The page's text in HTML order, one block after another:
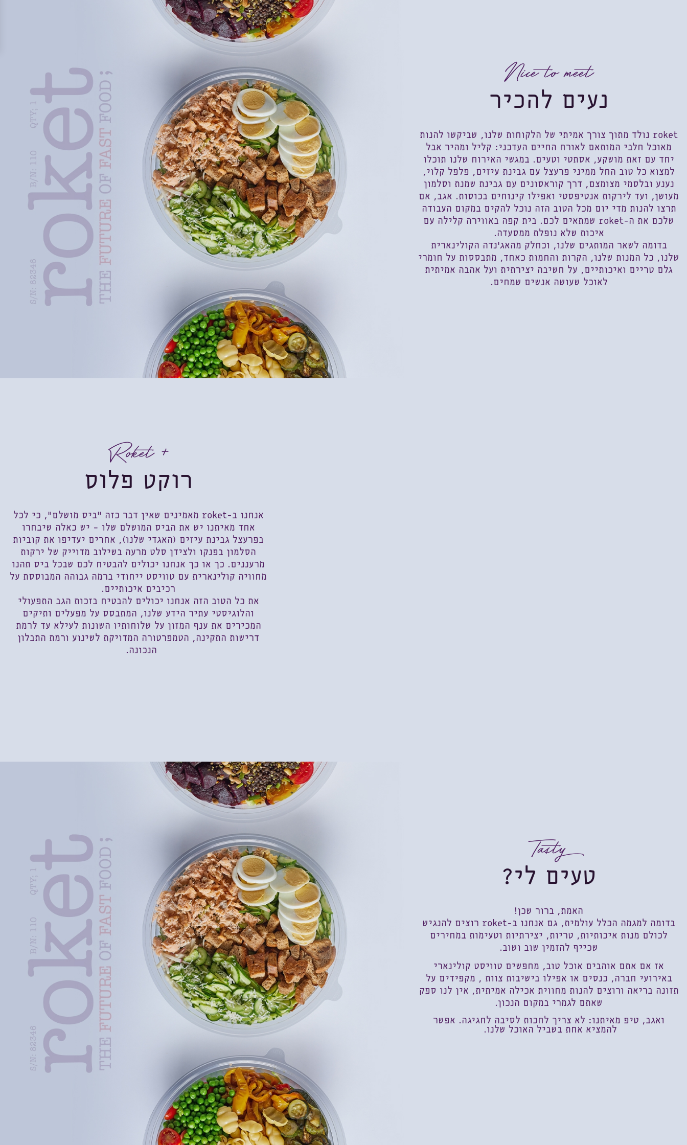
Nice to meet
נעים להכיר
roket נולד מתוך צורך אמיתי של הלקוחות שלנו, שביקשו להנות
מאוכל חלבי המותאם לאורח החיים העדכני: קליל ומהיר אבל
יחד עם זאת מושקע, אסתטי וטעים. במגשי האירוח שלנו תוכלו
למצוא כל טוב החל ממיני פרעצל עם גבינת עיזים, פלפל קלוי,
נענע ובלסמי מצומצם, דרך קוראסונים עם גבינת שמנת וסלמון
מעושן, ועד לירקות אנטיפסטי ואפילו קינוחים בכוסות. אגב, אם
תרצו להנות מדי יום מכל הטוב הזה נוכל להקים במקום העבודה
שלכם את ה-roket שמתאים לכם. בית קפה באווירה קלילה עם
איכות שלא נופלת ממסעדה.
בדומה לשאר המותגים שלנו, וכחלק מהאג'נדה הקולינארית
שלנו, כל המנות שלנו, הקרות והחמות כאחד, מתבססות על חומרי
גלם טריים ואיכותיים, על חשיבה יצירתית ועל אהבה אמיתית
לאוכל שעושה אנשים שמחים.
+ Roket
רוקט פלוס
אנחנו ב-t roke מאמינים שאין דבר כזה "ביס מושלם", כי לכל
אחד מאיתנו יש את הביס המושלם שלו – יש כאלה שיבחרו
בפרעצל גבינת עיזים (האגדי שלנו), אחרים יעדיפו את קוביות
הסלמון בפנקו ולצידן סלט מרעה בשילוב מדוייק של ירקות
מרעננים. כך או כך אנחנו יכולים להבטיח לכם שבכל ביס תהנו
מחוויה קולינארית עם טוויסט ייחודי ברמה גבוהה המבוססת על
רכיבים איכותיים.
את כל הטוב הזה אנחנו יכולים להבטיח בזכות הגב התפעולי
והלוגיסטי עתיר הידע שלנו, המתבסס על מפעלים ותיקים
המכירים את ענף המזון על שלוחותיו השונות לעילא עד לרמת
דרישות התקינה, הטמפרטורה המדויקת לשינוע ורמת התבלון
הנכונה.
Tasty
טעים לי?
האמת, ברור שכן!
בדומה למגמה הכלל עולמית, גם אנחנו ב-roket
רוצים להנגיש
לכולם מנות איכותיות, טריות, יצירתיות וטעימות במחירים
שכייף להזמין שוב ושוב.
אז אם אתם אוהבים אוכל טוב, מחפשים טוויסט קולינארי
באירועי חברה, כנסים או אפילו בישיבות צוות , מקפידים על
תזונה בריאה ורוצים להנות מחווית אכילה אמיתית, אין לנו ספק
שאתם לגמרי במקום הנכון.
ואגב, טיפ מאיתנו: לא צריך לחכות לסיבה לחגיגה. אפשר
להמציא אחת בשביל האוכל שלנו.